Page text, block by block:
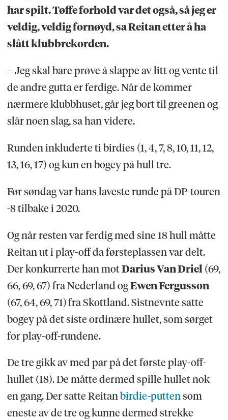
har spilt. Tøffe forhold var det også, så jeg er
veldig, veldig fornøyd, sa Reitan etter å ha
slått klubbrekorden.
– Jeg skal bare prøve å slappe av litt og vente til
de andre gutta er ferdige. Når de kommer
nærmere klubbhuset, går jeg bort til greenen og
slår noen slag, sa han videre.
Runden inkluderte ti birdies (1, 4, 7, 8, 10, 11, 12,
13, 16, 17) og kun en bogey på hull tre.
Før søndag var hans laveste runde på DP-touren
-8 tilbake i 2020.
Og når resten var ferdig med sine 18 hull måtte
Reitan ut i play-off da førsteplassen var delt.
Der konkurrerte han motDarius Van Driel (69,
66, 69, 67) fra Nederland ogEwen Fergusson
(67, 64, 69, 71)fra Skottland. Sistnevnte satte
bogey på det siste ordinære hullet, som sørget
for play-off-rundene.
De tre gikk av med par på det første play-off-
hullet (18). De måtte dermed spille hullet nok
en gang. Der satte Reitanbirdie-puttensom
eneste av de tre og kunne dermed strekke